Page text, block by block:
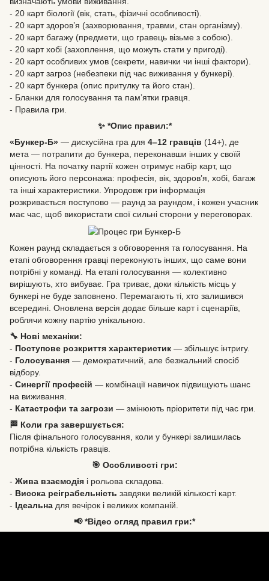
- 20 карт біології (вік, стать, фізичні особливості).
- 20 карт здоров’я (захворювання, травми, стан організму).
- 20 карт багажу (предмети, що гравець візьме з собою).
- 20 карт хобі (захоплення, що можуть стати у пригоді).
- 20 карт особливих умов (секрети, навички чи інші фактори).
- 20 карт загроз (небезпеки під час виживання у бункері).
- 20 карт бункера (опис притулку та його стан).
- Бланки для голосування та пам’ятки гравця.
- Правила гри.
✨ *Опис правил:*
«Бункер-Б» — дискусійна гра для 4–12 гравців (14+), де
мета — потрапити до бункера, переконавши інших у своїй
цінності. На початку партії кожен отримує набір карт, що
описують його персонажа: професія, вік, здоров’я, хобі, багаж
та інші характеристики. Упродовж гри інформація
розкривається поступово — раунд за раундом, і кожен учасник
має час, щоб використати свої сильні сторони у переговорах.
Кожен раунд складається з обговорення та голосування. На
етапі обговорення гравці переконують інших, що саме вони
потрібні у команді. На етапі голосування — колективно
вирішують, хто вибуває. Гра триває, доки кількість місць у
бункері не буде заповнено. Перемагають ті, хто залишився
всередині. Оновлена версія додає більше карт і сценаріїв,
роблячи кожну партію унікальною.
🔧 Нові механіки:
- Поступове розкриття характеристик — збільшує інтригу.
- Голосування — демократичний, але безжальний спосіб
відбору.
- Синергії професій — комбінації навичок підвищують шанс
на виживання.
- Катастрофи та загрози — змінюють пріоритети під час гри.
🏁 Коли гра завершується:
Після фінального голосування, коли у бункері залишилась
потрібна кількість гравців.
🎯 Особливості гри:
- Жива взаємодія і рольова складова.
- Висока реіграбельність завдяки великій кількості карт.
- Ідеальна для вечірок і великих компаній.
📢 *Відео огляд правил гри:*